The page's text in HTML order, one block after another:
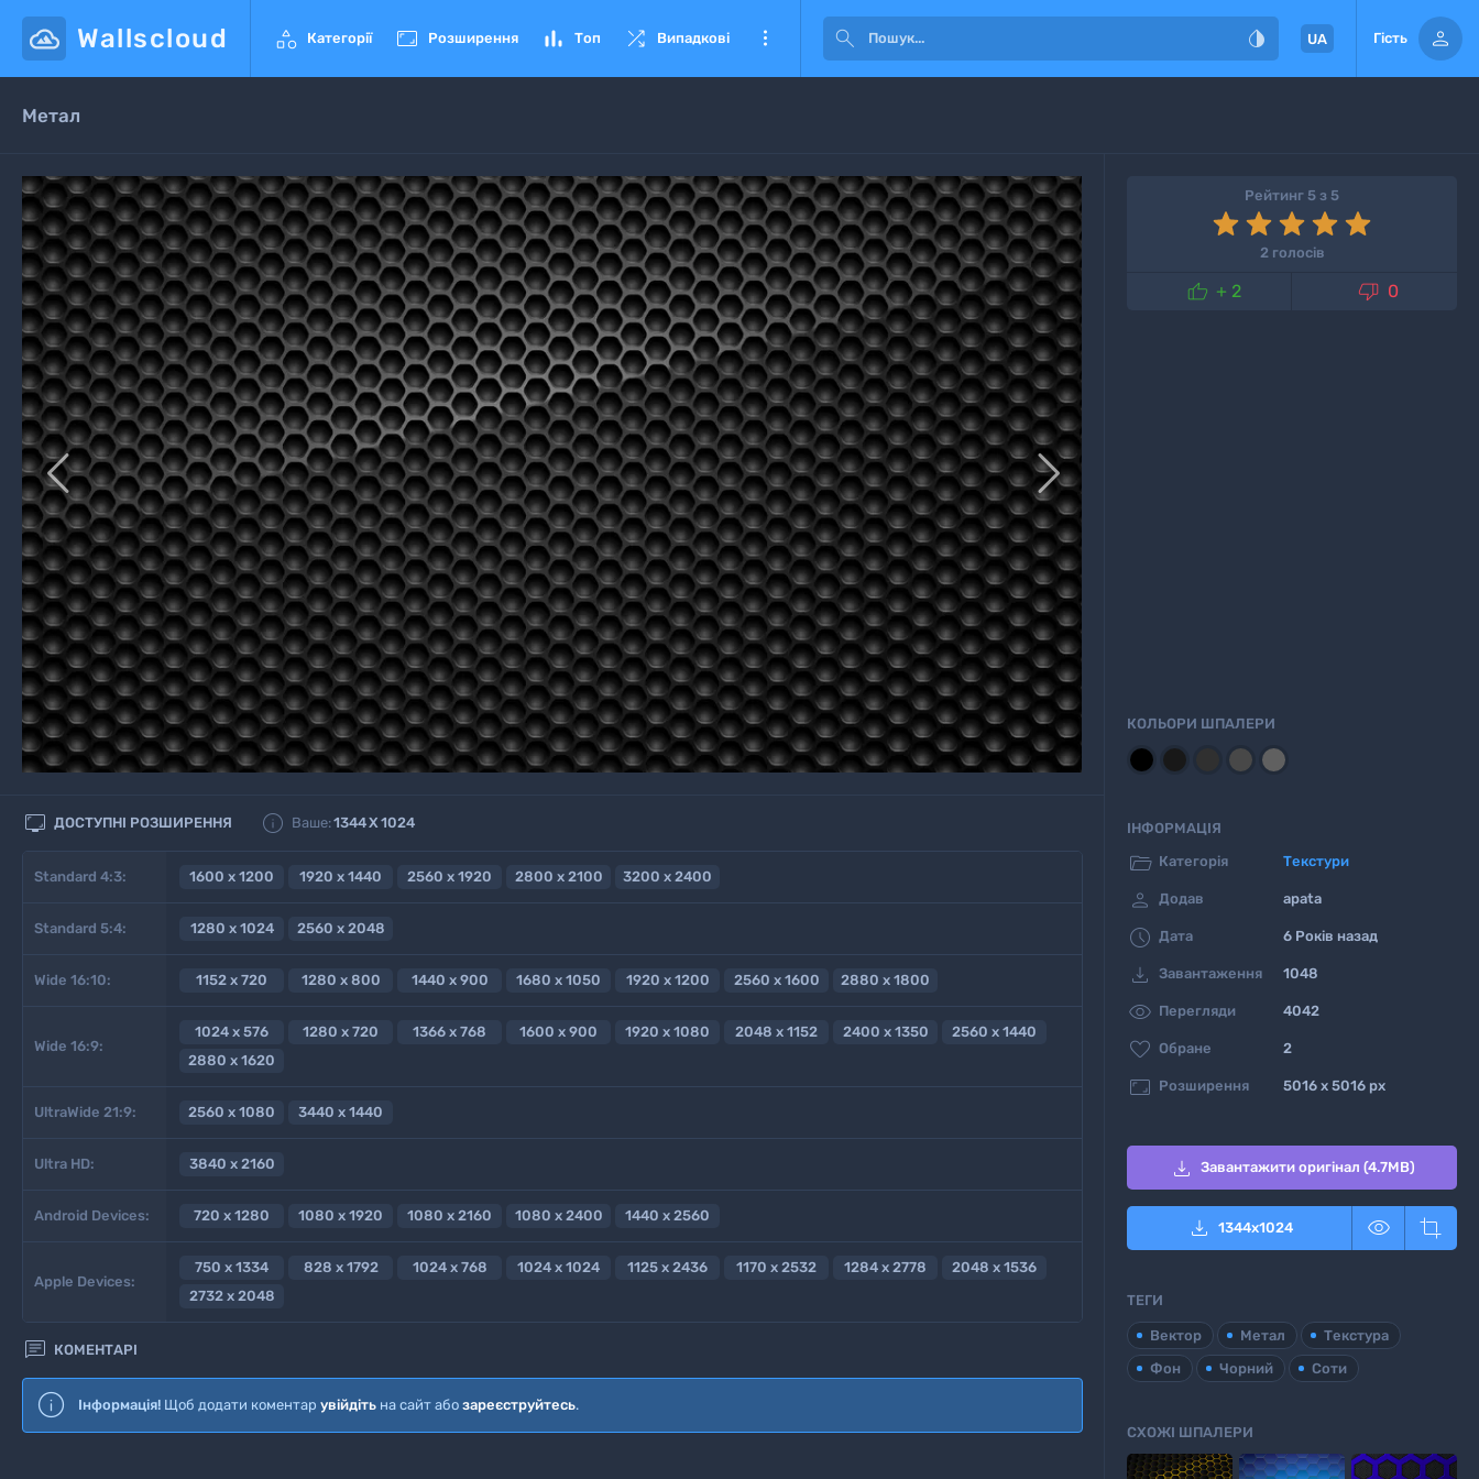
Wallscloud  Категорії  Розширення  Топ  Випадкові    UA Гість 
Метал
 
 ДОСТУПНІ РОЗШИРЕННЯ  Ваше:1344X 1024
Standard 4:3: 1600 x 1200 1920 x 1440 2560 x 1920 2800 x 2100 3200 x 2400
Standard 5:4: 1280 x 1024 2560 x 2048
Wide 16:10: 1152 x 720 1280 x 800 1440 x 900 1680 x 1050 1920 x 1200 2560 x 1600 2880 x 1800
Wide 16:9:
1024 x 576 1280 x 720 1366 x 768 1600 x 900 1920 x 1080 2048 x 1152 2400 x 1350
2560 x 1440
2880 x 1620
UltraWide 21:9: 2560 x 1080 3440 x 1440
Ultra HD: 3840 x 2160
Android Devices: 720 x 1280 1080 x 1920 1080 x 2160 1080 x 2400 1440 x 2560
Apple Devices:
750 x 1334 828 x 1792 1024 x 768 1024 x 1024 1125 x 2436 1170 x 2532 1284 x 2778
2048 x 1536
2732 x 2048
 КОМЕНТАРІ
Інформація! Щоб додати коментар увійдіть на сайт або зареєструйтесь.
Рейтинг 5 з 5
2 голосів
 + 2  0
КОЛЬОРИ ШПАЛЕРИ
ІНФОРМАЦІЯ
 Категорія Текстури
 Додав apata
 Дата 6 Років назад
 Завантаження 1048
 Перегляди 4042
 Обране 2
 Розширення 5016 x 5016 px
 Завантажити оригінал (4.7MB)
 1344x1024  
ТЕГИ
Вектор Метал
Текстура
Фон
Чорний Соти
СХОЖІ ШПАЛЕРИ